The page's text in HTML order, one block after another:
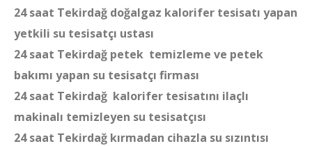
24 saat Tekirdağ doğalgaz kalorifer tesisatı yapan
yetkili su tesisatçı ustası
24 saat Tekirdağ petek temizleme ve petek
bakımı yapan su tesisatçı firması
24 saat Tekirdağ kalorifer tesisatını ilaçlı
makinalı temizleyen su tesisatçısı
24 saat Tekirdağ kırmadan cihazla su sızıntısı